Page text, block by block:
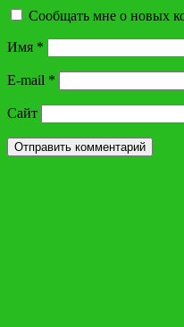
Сообщать мне о новых
Имя *
E-mail *
Сайт